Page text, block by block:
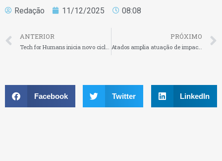
Redação 11/12/2025 08:08
ANTERIOR PRÓXIMO
Atados amplia atuação de impacto social e se consolida como rede articuladora de projetos corporativos e incentivados no Brasil
Facebook Twitter LinkedIn